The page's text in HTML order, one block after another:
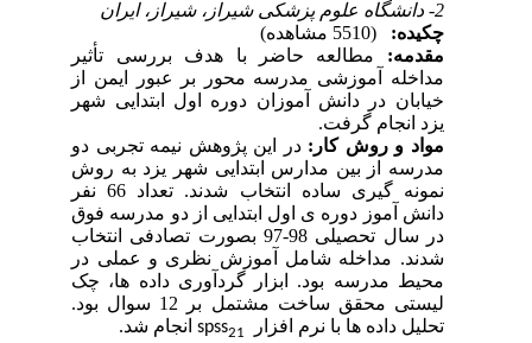
چکیده:
مقدمه:
مطالعه حاضر با هدف بررسی تأثیر
مداخله آموزشی مدرسه محور بر عبور ایمن از
خیابان در دانش آموزان دورهاول ابتدایی شهر
یزد انجام گرفت.
مواد و روش کار:دراین پژوهش نیمه تجربی دو
مدرسه از بین مدارس ابتدایی شهر یزد به روش
نمونه گیری ساده انتخاب شدند. تعداد 66 نفر
دانش آموز دوره ی اول ابتدایی از دو مدرسه فوق
در سال تحصیلی 98-97 بصورت تصادفی انتخاب
شدند. مداخله شامل آموزش نظری و عملی در
محیط مدرسه بود. ابزار گردآوری داده ها، چک
لیستی محقق ساخت مشتمل بر 12 سوال بود.
تحلیل داده ها با نرم افزار
spss21
انجام شد.